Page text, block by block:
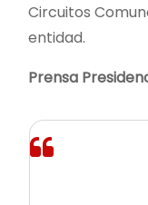
Circuitos
entidad.
Prensa